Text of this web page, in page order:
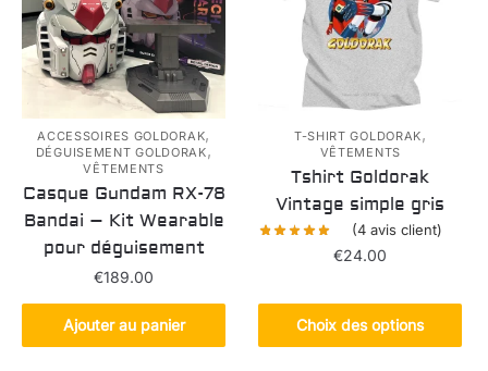
ACCESSOIRES GOLDORAK,
DÉGUISEMENT GOLDORAK,
VÊTEMENTS
Casque Gundam RX-78
Bandai – Kit Wearable
pour déguisement
€189.00
Ajouter au panier
T-SHIRT GOLDORAK,
VÊTEMENTS
Tshirt Goldorak
Vintage simple gris
(4avis client)
€24.00
Choix des options
produit
a